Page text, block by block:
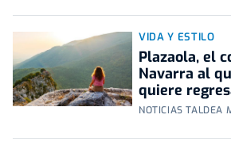
VIDA Y ESTILO
Plazaola, el
Navarra al
quiere
NOTICIAS TALDEA